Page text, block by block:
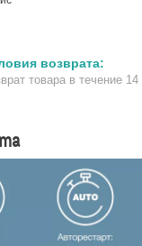
товара в течение